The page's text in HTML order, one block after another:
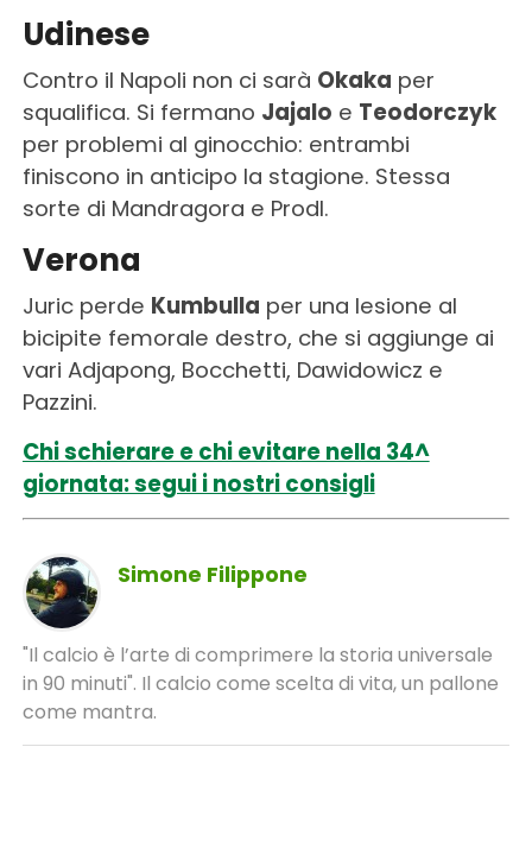
Udinese
Contro il Napoli non ci sarà Okaka per
squalifica. Si fermano Jajalo e Teodorczyk
per problemi al ginocchio: entrambi
finiscono in anticipo la stagione. Stessa
sorte di Mandragora e Prodl.
Verona
Juric perde Kumbulla per una lesione al
bicipite femorale destro, che si aggiunge ai
vari Adjapong, Bocchetti, Dawidowicz e
Pazzini.
Chi schierare e chi evitare nella 34^
giornata: segui i nostri consigli
Simone Filippone
"Il calcio è l’arte di comprimere la storia universale
in 90 minuti". Il calcio come scelta di vita, un pallone
come mantra.